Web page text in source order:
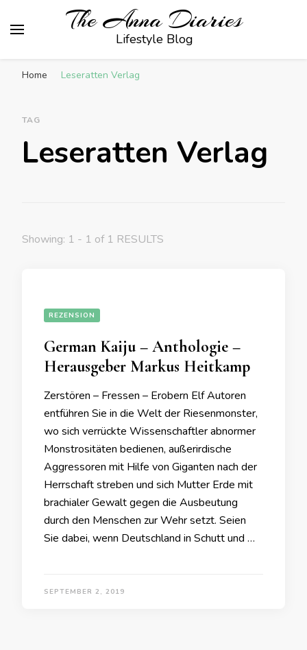
The Anna Diaries
Lifestyle Blog
Home Leseratten Verlag
TAG
Leseratten Verlag
Showing: 1 - 1 of 1 RESULTS
REZENSION
German Kaiju – Anthologie –
Herausgeber Markus Heitkamp
Zerstören – Fressen – Erobern Elf Autoren
entführen Sie in die Welt der Riesenmonster,
wo sich verrückte Wissenschaftler abnormer
Monstrositäten bedienen, außerirdische
Aggressoren mit Hilfe von Giganten nach der
Herrschaft streben und sich Mutter Erde mit
brachialer Gewalt gegen die Ausbeutung
durch den Menschen zur Wehr setzt. Seien
Sie dabei, wenn Deutschland in Schutt und …
SEPTEMBER 2, 2019